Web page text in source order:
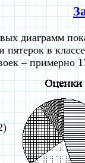
диаграмм
пятерок в
– примерно